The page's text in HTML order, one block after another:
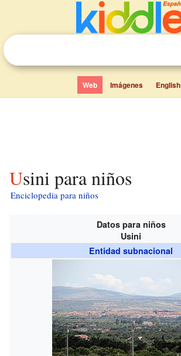
Web Imágenes English
Usini para niños
Enciclopedia para niños
Datos para niños
Usini
Entidad subnacional